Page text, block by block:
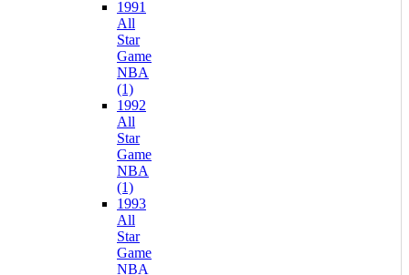
1991
All
Star
Game
NBA
(1)
1992
All
Star
Game
NBA
(1)
1993
All
Star
Game
NBA